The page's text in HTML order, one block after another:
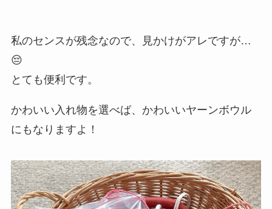
私のセンスが残念なので、見かけがアレですが…
😔
とても便利です。
かわいい入れ物を選べば、かわいいヤーンボウル
にもなりますよ！